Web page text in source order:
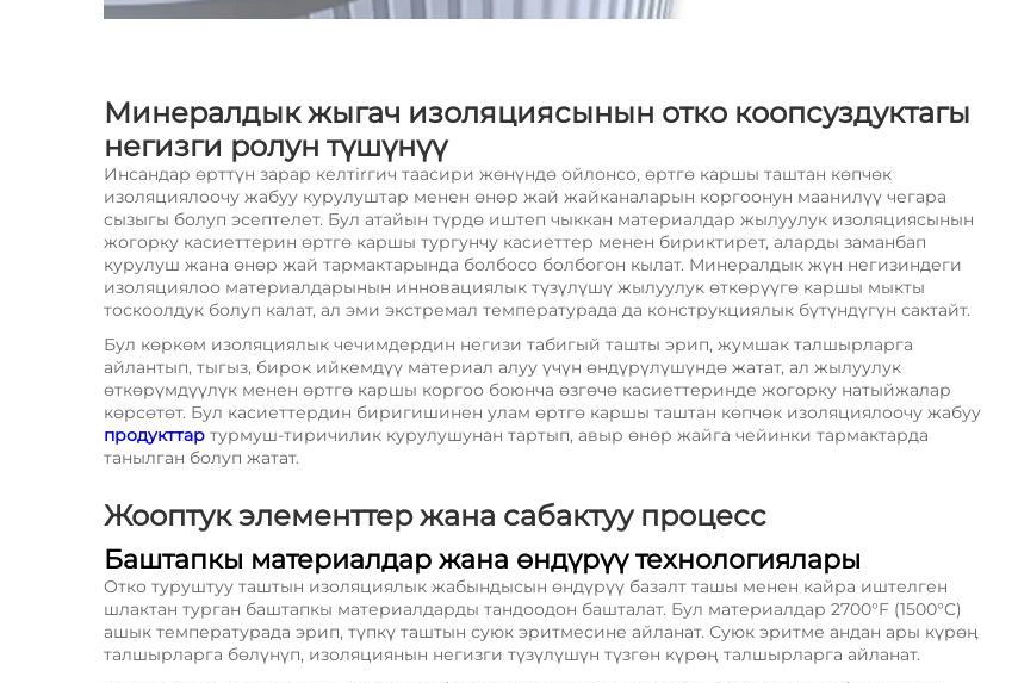
Минералдык жыгач изоляциясынын отко коопсуздуктагы
негизги ролун түшүнүү
Инсандар өрттүн зарар келтirгич таасири жөнүндө ойлонсо, өртгө каршы таштан көпчөк
изоляциялоочу жабуу курулуштар менен өнөр жай жайканаларын коргоонун маанилүү чегара
сызыгы болуп эсептелет. Бул атайын түрдө иштеп чыккан материалдар жылуулук изоляциясынын
жогорку касиеттерин өртгө каршы тургунчу касиеттер менен бириктирет, аларды заманбап
курулуш жана өнөр жай тармактарында болбосо болбогон кылат. Минералдык жүн негизиндеги
изоляциялоо материалдарынын инновациялык түзүлүшү жылуулук өткөрүүгө каршы мыкты
тоскоолдук болуп калат, ал эми экстремал температурада да конструкциялык бүтүндүгүн сактайт.
Бул көркөм изоляциялык чечимдердин негизи табигый ташты эрип, жумшак талшырларга
айлантып, тыгыз, бирок ийкемдүү материал алуу үчүн өндүрүлүшүндө жатат, ал жылуулук
өткөрүмдүүлүк менен өртгө каршы коргоо боюнча өзгөчө касиеттеринде жогорку натыйжалар
көрсөтөт. Бул касиеттердин биригишинен улам өртгө каршы таштан көпчөк изоляциялоочу жабуу
продукттар турмуш-тиричилик курулушунан тартып, авыр өнөр жайга чейинки тармактарда
танылган болуп жатат.
Жооптук элементтер жана сабактуу процесc
Баштапкы материалдар жана өндүрүү технологиялары
Отко туруштуу таштын изоляциялык жабындысын өндүрүү базалт ташы менен кайра иштелген
шлактан турган баштапкы материалдарды тандоодон башталат. Бул материалдар 2700°F (1500°C)
ашык температурада эрип, түпкү таштын суюк эритмесине айланат. Суюк эритме андан ары күрөң
талшырларга бөлүнүп, изоляциянын негизги түзүлүшүн түзгөн күрөң талшырларга айланат.